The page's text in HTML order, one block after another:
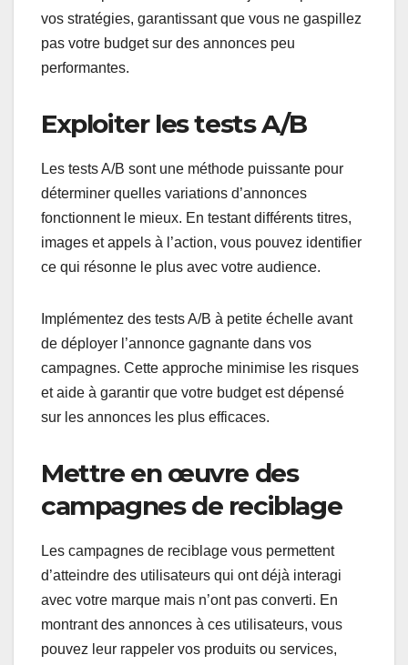
vos stratégies, garantissant que vous ne gaspillez
pas votre budget sur des annonces peu
performantes.
Exploiter les tests A/B
Les tests A/B sont une méthode puissante pour
déterminer quelles variations d’annonces
fonctionnent le mieux. En testant différents titres,
images et appels à l’action, vous pouvez identifier
ce qui résonne le plus avec votre audience.
Implémentez des tests A/B à petite échelle avant
de déployer l’annonce gagnante dans vos
campagnes. Cette approche minimise les risques
et aide à garantir que votre budget est dépensé
sur les annonces les plus efficaces.
Mettre en œuvre des
campagnes de reciblage
Les campagnes de reciblage vous permettent
d’atteindre des utilisateurs qui ont déjà interagi
avec votre marque mais n’ont pas converti. En
montrant des annonces à ces utilisateurs, vous
pouvez leur rappeler vos produits ou services,